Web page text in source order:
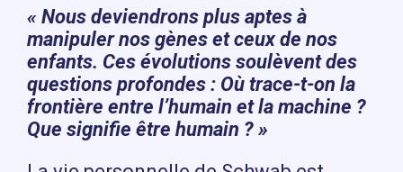
« Nous deviendrons plus aptes à
manipuler nos gènes et ceux de nos
enfants. Ces évolutions soulèvent des
questions profondes : Où trace-t-on la
frontière entre l’humain et la machine ?
Que signifie être humain ? »